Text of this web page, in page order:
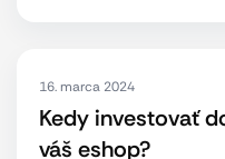
16. marca 2024
Kedy investovať
váš eshop?